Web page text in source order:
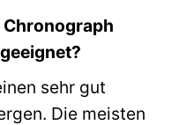
sehr gut
Die meisten